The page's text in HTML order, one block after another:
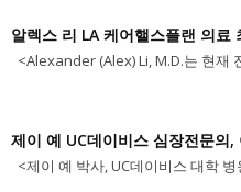
알렉스 리 LA 케어핼스플랜 의료
<Alexander (Alex) Li, M.D.는 현재
제이 예 UC데이비스 심장전문의,
<제이 예 박사, UC데이비스 대학 병